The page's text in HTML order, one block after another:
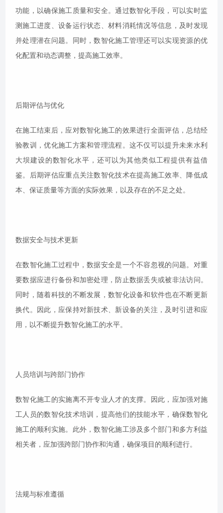
功能，以确保施工质量和安全。通过数智化手段，可以实时监
测施工进度、设备运行状态、材料消耗情况等信息，及时发现
并处理潜在问题。同时，数智化施工管理还可以实现资源的优
化配置和动态调整，提高施工效率。
后期评估与优化
在施工结束后，应对数智化施工的效果进行全面评估，总结经
验教训，优化施工方案和管理流程。这不仅可以提升未来水利
大坝建设的数智化水平，还可以为其他类似工程提供有益借
鉴。后期评估应重点关注数智化技术在提高施工效率、降低成
本、保证质量等方面的实际效果，以及存在的不足之处。
数据安全与技术更新
在数智化施工过程中，数据安全是一个不容忽视的问题。对重
要数据应进行备份和加密处理，防止数据丢失或被非法访问。
同时，随着科技的不断发展，数智化设备和软件也在不断更新
换代。因此，应保持对新技术、新设备的关注，及时引进和应
用，以不断提升数智化施工的水平。
人员培训与跨部门协作
数智化施工的实施离不开专业人才的支撑。因此，应加强对施
工人员的数智化技术培训，提高他们的技能水平，确保数智化
施工的顺利实施。此外，数智化施工涉及多个部门和多方利益
相关者，应加强跨部门协作和沟通，确保项目的顺利进行。
法规与标准遵循